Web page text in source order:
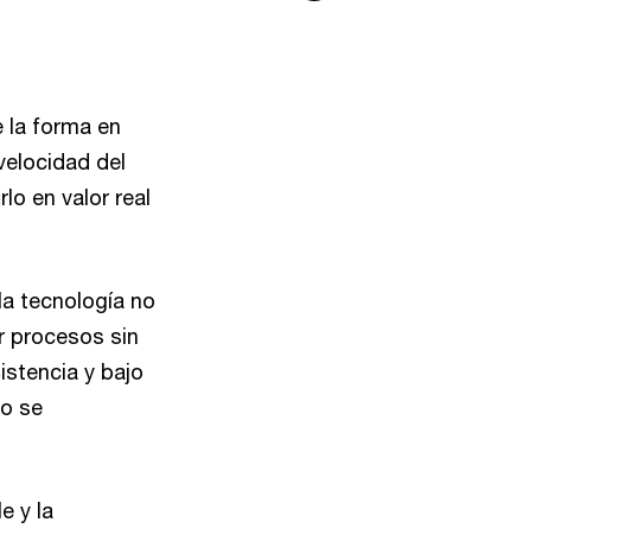
la forma en
del
en valor real
tecnología no
procesos sin
y bajo
se
y la